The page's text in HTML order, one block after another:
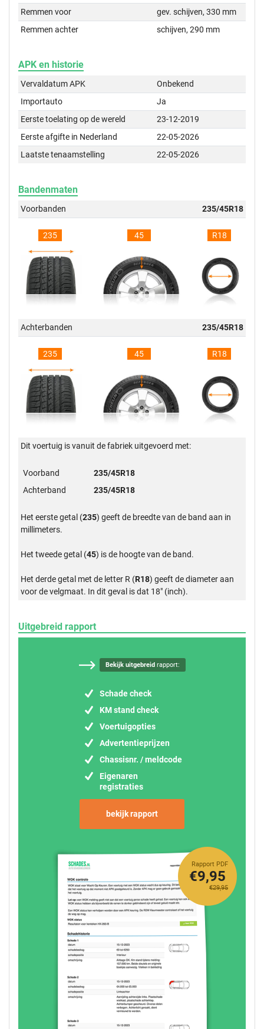
Remmen voor
gev. schijven, 330 mm
Remmen achter
schijven, 290 mm
APK en historie
Vervaldatum APK
Onbekend
Importauto
Ja
Eerste toelating op de wereld
23-12-2019
Eerste afgifte in Nederland
22-05-2026
Laatste tenaamstelling
22-05-2026
Bandenmaten
Voorbanden 235/45R18
235 45 R18
Achterbanden 235/45R18
235 45 R18
Dit voertuig is vanuit de fabriek uitgevoerd met:
Voorband
235/45R18
Achterband
235/45R18
Het eerste getal (235) geeft de breedte van de band aan in
millimeters.
Het tweede getal (45) is de hoogte van de band.
Het derde getal met de letter R (R18) geeft de diameter aan
voor de velgmaat. In dit geval is dat 18" (inch).
Uitgebreid rapport
Bekijk uitgebreid rapport:
Schade check
KM stand check
Voertuigopties
Advertentieprijzen
Chassisnr. / meldcode
Eigenaren
registraties
bekijk rapport
Rapport PDF
€29,95
€9,95